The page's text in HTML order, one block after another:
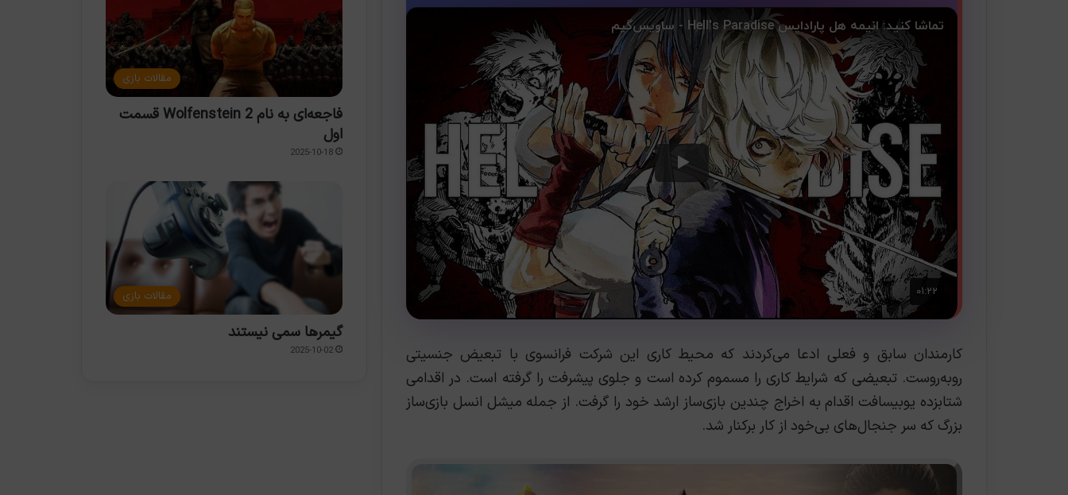
کارمندان سابق و فعلی ادعا می‌کردند که محیط کاری این شرکت فرانسوی با تبعیض جنسیتی
روبه‌روست. تبعیضی که شرایط کاری را مسموم کرده است و جلوی پیشرفت را گرفته است. در اقدامی
شتابزده یوبیسافت اقدام به اخراج چندین بازی‌ساز ارشد خود را گرفت. از جمله میشل انسل بازی‌ساز
بزرگ که سر جنجال‌های بی‌خود از کار برکنار شد.
مقالات بازی
فاجعه‌ای به نام Wolfenstein 2 قسمت
اول
2025-10-18
مقالات بازی
گیمرها سمی نیستند
2025-10-02